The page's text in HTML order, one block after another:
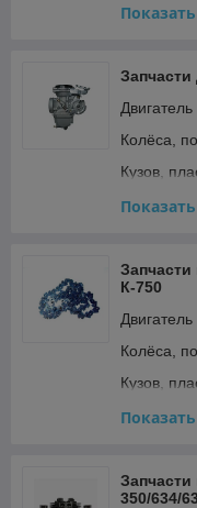
Прочее
Сиденья
Стартер и
Фильтры
Колёса,
Кузов,
Прочее
Сиденья
Стартер и
Фильтры
К-750
Колёса,
Кузов,
Прочее
Запчасти
350/634/